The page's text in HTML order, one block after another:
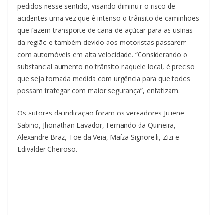
pedidos nesse sentido, visando diminuir o risco de
acidentes uma vez que é intenso o trânsito de caminhões
que fazem transporte de cana-de-açúcar para as usinas
da região e também devido aos motoristas passarem
com automóveis em alta velocidade. “Considerando o
substancial aumento no trânsito naquele local, é preciso
que seja tomada medida com urgência para que todos
possam trafegar com maior segurança”, enfatizam.
Os autores da indicação foram os vereadores Juliene
Sabino, Jhonathan Lavador, Fernando da Quineira,
Alexandre Braz, Tõe da Veia, Maíza Signorelli, Zizi e
Edivalder Cheiroso.